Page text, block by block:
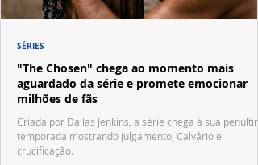
"The Chosen" chega ao momento mais
aguardado da série e promete emocionar
milhões de fãs
Criada por Dallas Jenkins, a série chega à sua
temporada mostrando julgamento, Calvário e
crucificação.
SÉRIES